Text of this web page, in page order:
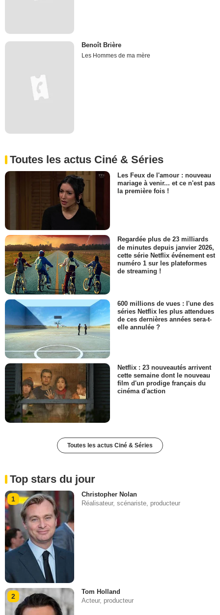
Benoît Brière
Les Hommes de ma mère
Toutes les actus Ciné & Séries
Les Feux de l'amour : nouveau
mariage à venir... et ce n'est pas
la première fois !
Regardée plus de 23 milliards
de minutes depuis janvier 2026,
cette série Netflix événement est
numéro 1 sur les plateformes
de streaming !
600 millions de vues : l'une des
séries Netflix les plus attendues
de ces dernières années sera-t-
elle annulée ?
Netflix : 23 nouveautés arrivent
cette semaine dont le nouveau
film d'un prodige français du
cinéma d'action
Toutes les actus Ciné & Séries
Top stars du jour
1
Christopher Nolan
Réalisateur, scénariste, producteur
2
Tom Holland
Acteur, producteur